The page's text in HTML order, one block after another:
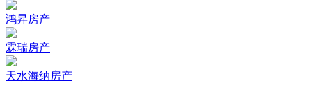
鸿昇房产
霖瑞房产
天水海纳房产